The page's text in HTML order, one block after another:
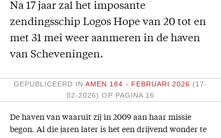
Geschenkabonnement
Proefnummer AMEN
Steun AMEN
Missie
Service
Na 17 jaar zal het imposante
zendingsschip Logos Hope van 20 tot en
met 31 mei weer aanmeren in de haven
van Scheveningen.
GEPUBLICEERD INAMEN 184 - FEBRUARI 2026 (17-
02-2026) OP PAGINA 16
De haven van waaruit zij in 2009 aan haar missie
begon. Al die jaren later is het een drijvend wonder te